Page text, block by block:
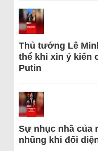
Thủ tướng Lê
thể khi xin ý kiến
Putin
Sự nhục nhã của
nhũng khi đối